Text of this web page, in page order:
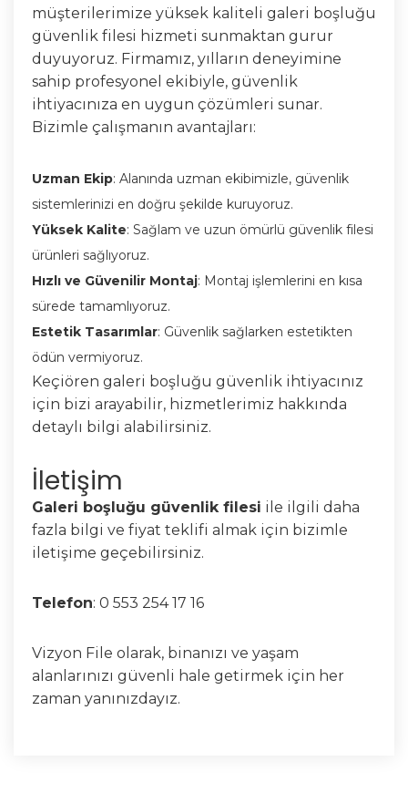
müşterilerimize yüksek kaliteli galeri boşluğu
güvenlik filesi hizmeti sunmaktan gurur
duyuyoruz. Firmamız, yılların deneyimine
sahip profesyonel ekibiyle, güvenlik
ihtiyacınıza en uygun çözümleri sunar.
Bizimle çalışmanın avantajları:
Uzman Ekip: Alanında uzman ekibimizle, güvenlik
sistemlerinizi en doğru şekilde kuruyoruz.
Yüksek Kalite: Sağlam ve uzun ömürlü güvenlik filesi
ürünleri sağlıyoruz.
Hızlı ve Güvenilir Montaj: Montaj işlemlerini en kısa
sürede tamamlıyoruz.
Estetik Tasarımlar: Güvenlik sağlarken estetikten
ödün vermiyoruz.
Keçiören galeri boşluğu güvenlik ihtiyacınız
için bizi arayabilir, hizmetlerimiz hakkında
detaylı bilgi alabilirsiniz.
İletişim
Galeri boşluğu güvenlik filesi ile ilgili daha
fazla bilgi ve fiyat teklifi almak için bizimle
iletişime geçebilirsiniz.
Telefon: 0 553 254 17 16
Vizyon File olarak, binanızı ve yaşam
alanlarınızı güvenli hale getirmek için her
zaman yanınızdayız.